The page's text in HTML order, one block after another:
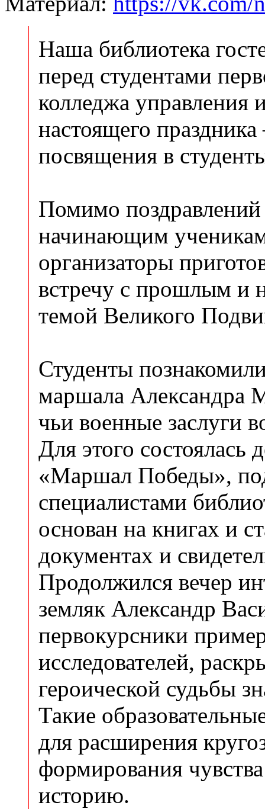
Наша библиотека
перед студентами
колледжа управления
настоящего
посвящения в
Помимо
начинающим
организаторы
встречу с прошлым и
темой Великого
Студенты
маршала Александра
чьи военные заслуги
Для этого состоялась
«Маршал Победы»,
специалистами
основан на книгах и
документах и
Продолжился вечер
земляк Александр
первокурсники
исследователей,
героической судьбы
Такие
для расширения
формирования
историю.